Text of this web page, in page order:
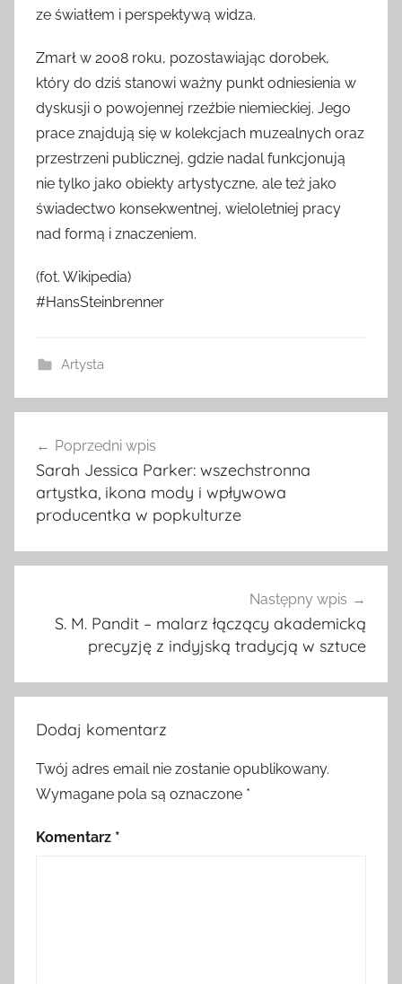
ze światłem i perspektywą widza.
Zmarł w 2008 roku, pozostawiając dorobek,
który do dziś stanowi ważny punkt odniesienia w
dyskusji o powojennej rzeźbie niemieckiej. Jego
prace znajdują się w kolekcjach muzealnych oraz
przestrzeni publicznej, gdzie nadal funkcjonują
nie tylko jako obiekty artystyczne, ale też jako
świadectwo konsekwentnej, wieloletniej pracy
nad formą i znaczeniem.
(fot. Wikipedia)
#HansSteinbrenner
Artysta
wpisu
Poprzedni wpis
Sarah Jessica Parker: wszechstronna
artystka, ikona mody i wpływowa
producentka w popkulturze
Następny wpis
S. M. Pandit – malarz łączący akademicką
precyzję z indyjską tradycją w sztuce
Dodaj komentarz
Twój adres email nie zostanie opublikowany.
Wymagane pola są oznaczone *
Komentarz *